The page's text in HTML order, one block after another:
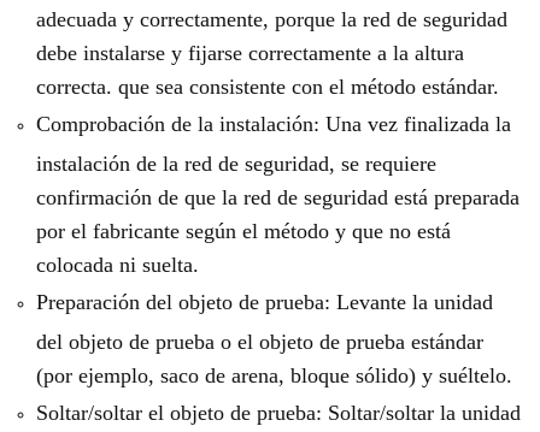
adecuada y correctamente, porque la red de seguridad
debe instalarse y fijarse correctamente a la altura
correcta. que sea consistente con el método estándar.
Comprobación de la instalación: Una vez finalizada la
instalación de la red de seguridad, se requiere
confirmación de que la red de seguridad está preparada
por el fabricante según el método y que no está
colocada ni suelta.
Preparación del objeto de prueba: Levante la unidad
del objeto de prueba o el objeto de prueba estándar
(por ejemplo, saco de arena, bloque sólido) y suéltelo.
Soltar/soltar el objeto de prueba: Soltar/soltar la unidad